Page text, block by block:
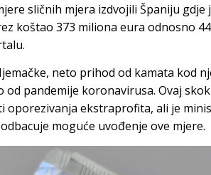
sličnih mjera izdvojili Španiju
koštao 373 miliona eura odnosno
neto prihod od kamata kod
od pandemije koronavirusa. Ovaj
oporezivanja ekstraprofita, ali je
moguće uvođenje ove mjere.